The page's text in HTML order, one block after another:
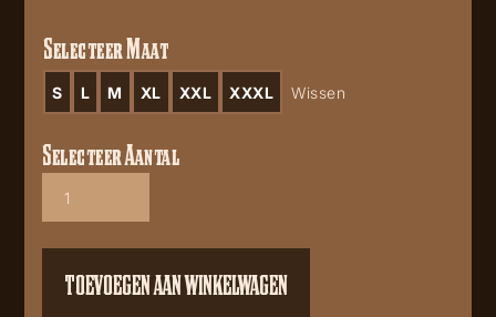
Selecteer Maat
S L M XL XXL XXXL Wissen
Summer
Selecteer Aantal
TOEVOEGEN AAN WINKELWAGEN